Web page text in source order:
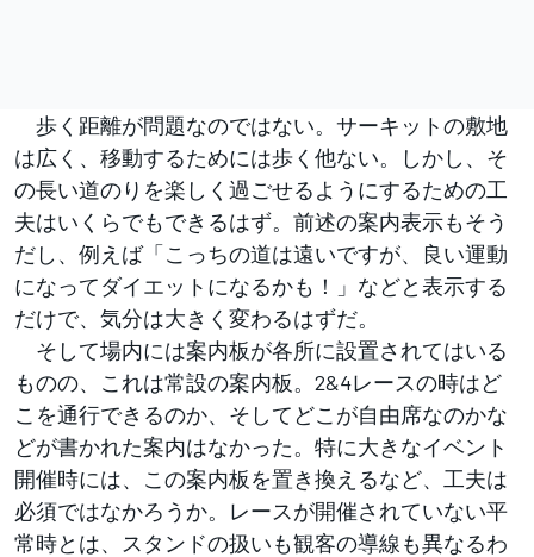
歩く距離が問題なのではない。サーキットの敷地
は広く、移動するためには歩く他ない。しかし、そ
の長い道のりを楽しく過ごせるようにするための工
夫はいくらでもできるはず。前述の案内表示もそう
だし、例えば「こっちの道は遠いですが、良い運動
になってダイエットになるかも！」などと表示する
だけで、気分は大きく変わるはずだ。
そして場内には案内板が各所に設置されてはいる
ものの、これは常設の案内板。2&4レースの時はど
こを通行できるのか、そしてどこが自由席なのかな
どが書かれた案内はなかった。特に大きなイベント
開催時には、この案内板を置き換えるなど、工夫は
必須ではなかろうか。レースが開催されていない平
常時とは、スタンドの扱いも観客の導線も異なるわ